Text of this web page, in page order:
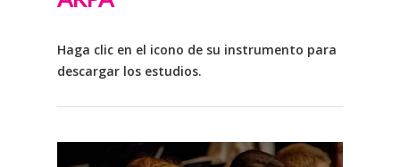
Haga clic en el icono de su instrumento para
descargar los estudios.